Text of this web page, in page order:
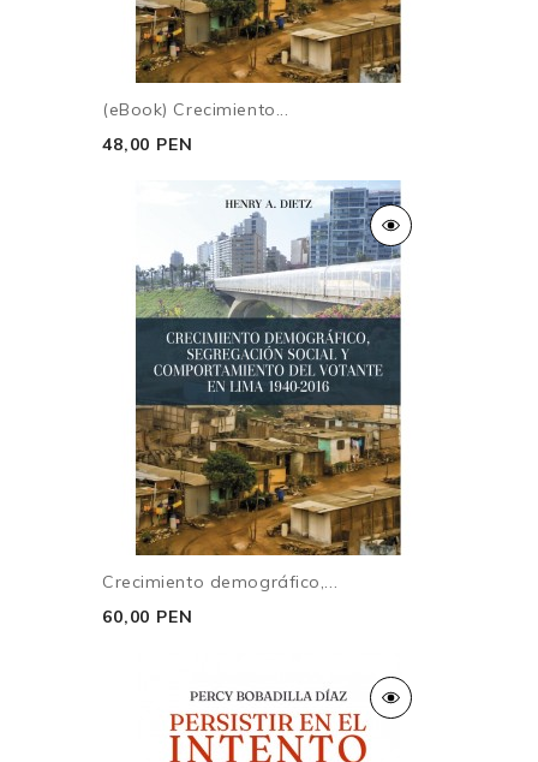
(eBook) Crecimiento...
48,00 PEN
Crecimiento demográfico,...
60,00 PEN